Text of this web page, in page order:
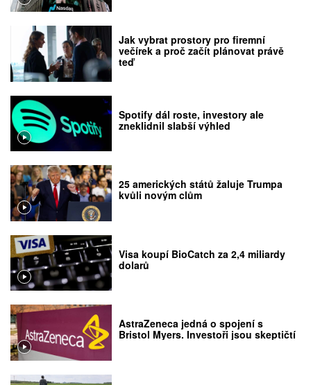
Jak vybrat prostory pro firemní
večírek a proč začít plánovat právě
teď
Spotify dál roste, investory ale
zneklidnil slabší výhled
25 amerických států žaluje Trumpa
kvůli novým clům
Visa koupí BioCatch za 2,4 miliardy
dolarů
AstraZeneca jedná o spojení s
Bristol Myers. Investoři jsou skeptičtí